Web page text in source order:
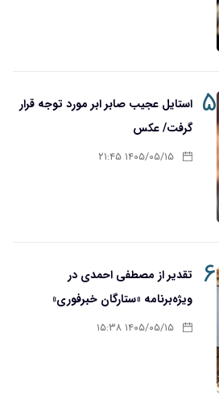
۵ استایل عجیب صابر ابر مورد توجه قرار
گرفت/ عکس
۱۴۰۵/۰۵/۱۵ ۲۱:۴۵
۶
تقدیر از مصطفی احمدی در
ویژه‌برنامه «ستارگان خبرفوری»
۱۴۰۵/۰۵/۱۵ ۱۵:۳۸